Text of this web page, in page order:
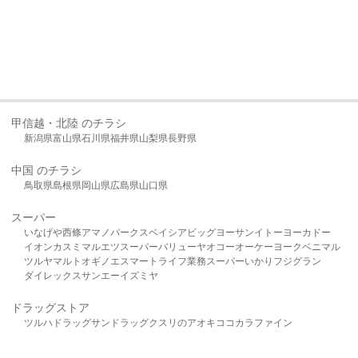
甲信越・北陸 のチラシ
新潟県富山県石川県福井県山梨県長野県
中国 のチラシ
鳥取県島根県岡山県広島県山口県
スーパー
いなげや西條アマノパークスベイシア ビッグヨーサンイトーヨーカドー
イオンカスミ マルエツスーパーバリューヤオコーオーケー ヨークベニマル
ツルヤマルト オギノ エスマート ライフ業務スーパーいかり フジグラン
ダイレックスサンエーイズミヤ
ドラッグストア
ツルハドラッグサンドラッグクスリのアオキ ココカラファイン